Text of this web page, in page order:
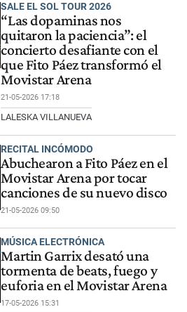
SALE EL SOL TOUR 2026
“Las dopaminas nos
quitaron la paciencia”: el
concierto desafiante con el
que Fito Páez transformó el
Movistar Arena
21-05-2026 17:18
LALESKA VILLANUEVA
RECITAL INCÓMODO
Abuchearon a Fito Páez en el
Movistar Arena por tocar
canciones de su nuevo disco
21-05-2026 09:50
MÚSICA ELECTRÓNICA
Martin Garrix desató una
tormenta de beats, fuego y
euforia en el Movistar Arena
17-05-2026 15:31